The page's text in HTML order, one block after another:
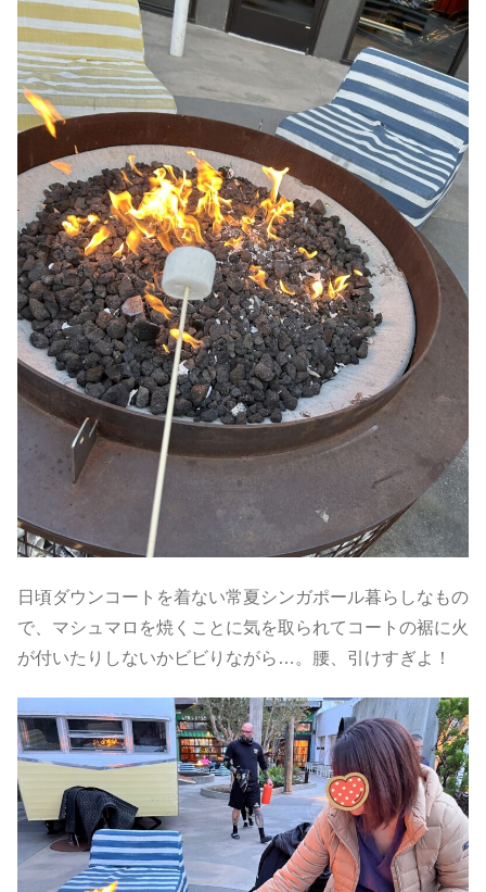
日頃ダウンコートを着ない常夏シンガポール暮らしなもの
で、マシュマロを焼くことに気を取られてコートの裾に火
が付いたりしないかビビりながら…。腰、引けすぎよ！